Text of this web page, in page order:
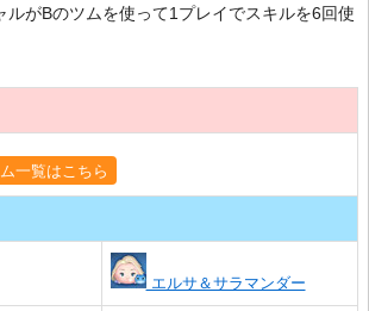
ルがBのツムを使って1プレイでスキルを6回使
一覧はこちら
エルサ＆サラマンダー